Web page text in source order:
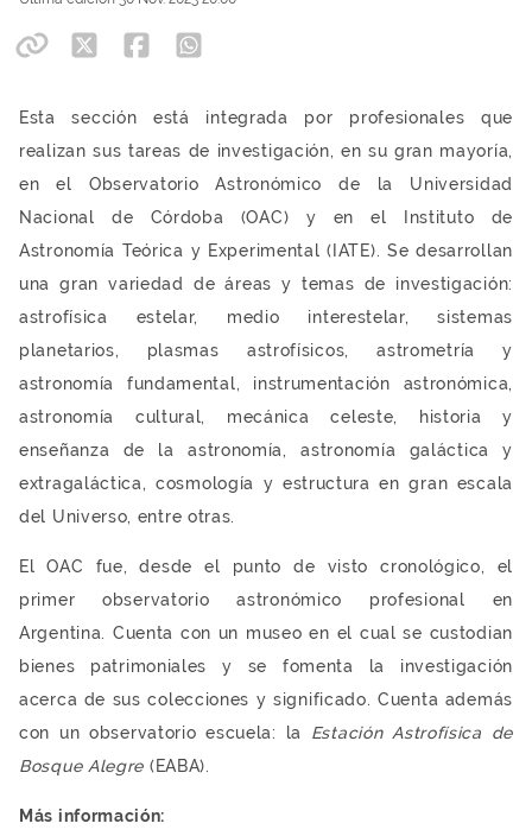
Esta sección está integrada por profesionales que
realizan sus tareas de investigación, en su gran mayoría,
en el Observatorio Astronómico de la Universidad
Nacional de Córdoba (OAC) y en el Instituto de
Astronomía Teórica y Experimental (IATE). Se desarrollan
una gran variedad de áreas y temas de investigación:
astrofísica estelar, medio interestelar, sistemas
planetarios, plasmas astrofísicos, astrometría y
astronomía fundamental, instrumentación astronómica,
astronomía cultural, mecánica celeste, historia y
enseñanza de la astronomía, astronomía galáctica y
extragaláctica, cosmología y estructura en gran escala
del Universo, entre otras.
El OAC fue, desde el punto de visto cronológico, el
primer observatorio astronómico profesional en
Argentina. Cuenta con un museo en el cual se custodian
bienes patrimoniales y se fomenta la investigación
acerca de sus colecciones y significado. Cuenta además
con un observatorio escuela: la Estación Astrofísica de
Bosque Alegre (EABA).
Más información: